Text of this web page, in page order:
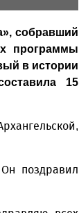
собравший
программы
в истории
15
поздравил